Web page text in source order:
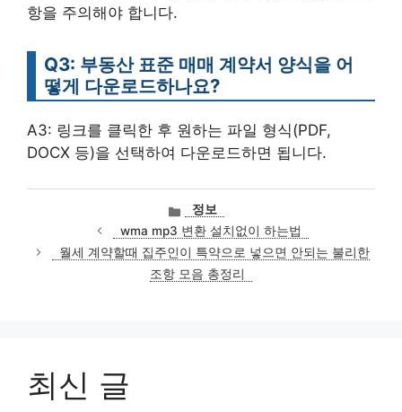
항을 주의해야 합니다.
Q3: 부동산 표준 매매 계약서 양식을 어
떻게 다운로드하나요?
A3: 링크를 클릭한 후 원하는 파일 형식(PDF,
DOCX 등)을 선택하여 다운로드하면 됩니다.
카
테
고
리
정보
wma mp3 변환 설치없이 하는법
월세 계약할때 집주인이 특약으로 넣으면 안되는 불리한
조항 모음 총정리
최신 글